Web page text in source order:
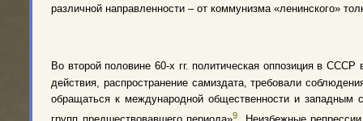
различной направленности – от коммунизма «ленинского»
Во второй половине 60-х гг. политическая оппозиция в СССР
действия, распространение самиздата, требовали
обращаться к международной общественности и
9